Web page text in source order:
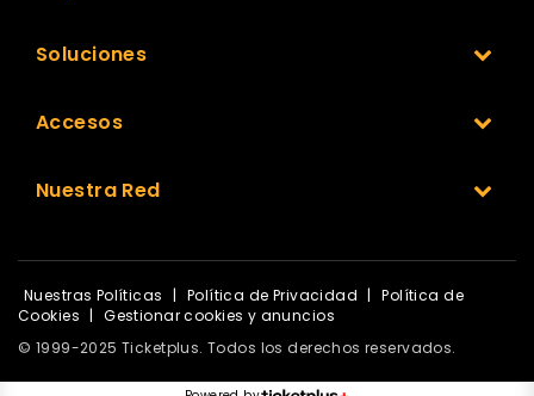
Soluciones
Accesos
Nuestra Red
Nuestras Políticas | Política de Privacidad |
Política de
Cookies |
Gestionar cookies y anuncios
© 1999-2025 Ticketplus. Todos los derechos reservados.